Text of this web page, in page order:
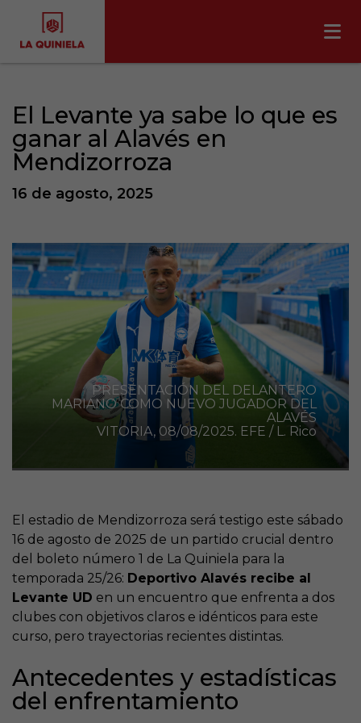
El Levante ya sabe lo que es
ganar al Alavés en
Mendizorroza
16 de agosto, 2025
PRESENTACIÓN DEL DELANTERO
MARIANO COMO NUEVO JUGADOR DEL
ALAVÉS
VITORIA, 08/08/2025. EFE / L. Rico
El estadio de Mendizorroza será testigo este sábado
16 de agosto de 2025 de un partido crucial dentro
del boleto número 1 de La Quiniela para la
temporada 25/26: Deportivo Alavés recibe al
Levante UD en un encuentro que enfrenta a dos
clubes con objetivos claros e idénticos para este
curso, pero trayectorias recientes distintas.
Antecedentes y estadísticas
del enfrentamiento